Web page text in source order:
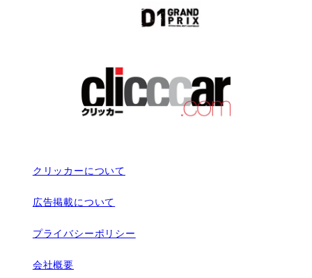
クリッカーについて
広告掲載について
プライバシーポリシー
会社概要